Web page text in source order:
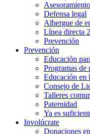
Asesoramiento
Defensa legal
Albergue de
Línea directa
Prevención
Prevención
Educación
Programas de
Educación en
Consejo de
Talleres
Paternidad
Ya es
Involúcrate
Donaciones